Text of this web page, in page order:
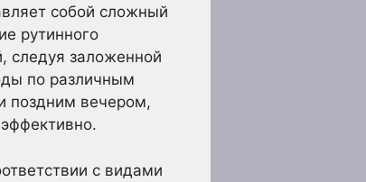
собой сложный
рутинного
следуя заложенной
по различным
поздним вечером,
с видами